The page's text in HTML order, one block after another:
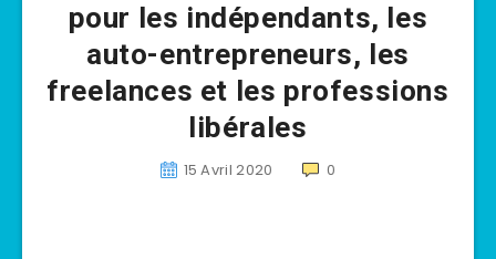
pour les indépendants, les
auto-entrepreneurs, les
freelances et les professions
libérales
15 Avril 2020 0